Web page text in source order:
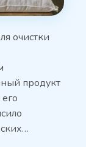
очистки
продукт